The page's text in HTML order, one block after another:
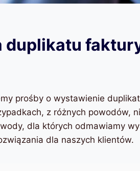
duplikatu
prośby o wystawienie
z różnych powodów,
dla których odmawiamy
dla naszych klientów.